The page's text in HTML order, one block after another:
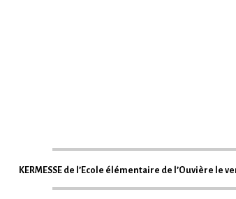
KERMESSE de l’Ecole élémentaire de l’Ouvière le